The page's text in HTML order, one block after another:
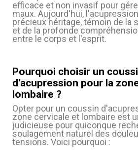
efficace et non invasif pour
maux. Aujourd'hui,
précieux héritage, témoin de la
et de la profonde
entre le corps et l'esprit.
Pourquoi choisir un
d’acupression pour la
lombaire ?
Opter pour un coussin
zone cervicale et lombaire est
judicieuse pour quiconque
soulagement naturel des
tensions. Voici pourquoi :